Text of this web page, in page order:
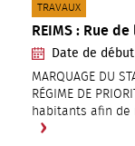
REIMS : Rue
Date de
MARQUAGE DU
RÉGIME DE
habitants afin de
CATÉGORIE(S) :
TRAVAUX